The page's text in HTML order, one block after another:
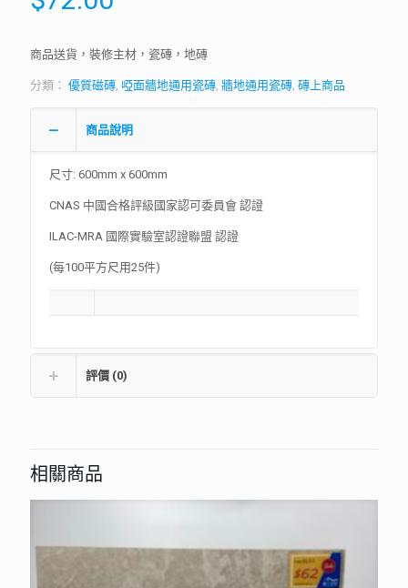
商品送貨，裝修主材，瓷磚，地磚
分類： 優質磁磚, 啞面牆地通用瓷磚, 牆地通用瓷磚, 磚上商品
商品說明
尺寸: 600mm x 600mm
CNAS 中國合格評級國家認可委員會 認證
ILAC-MRA 國際實驗室認證聯盟 認證
(每100平方尺用25件)
評價 (0)
相關商品